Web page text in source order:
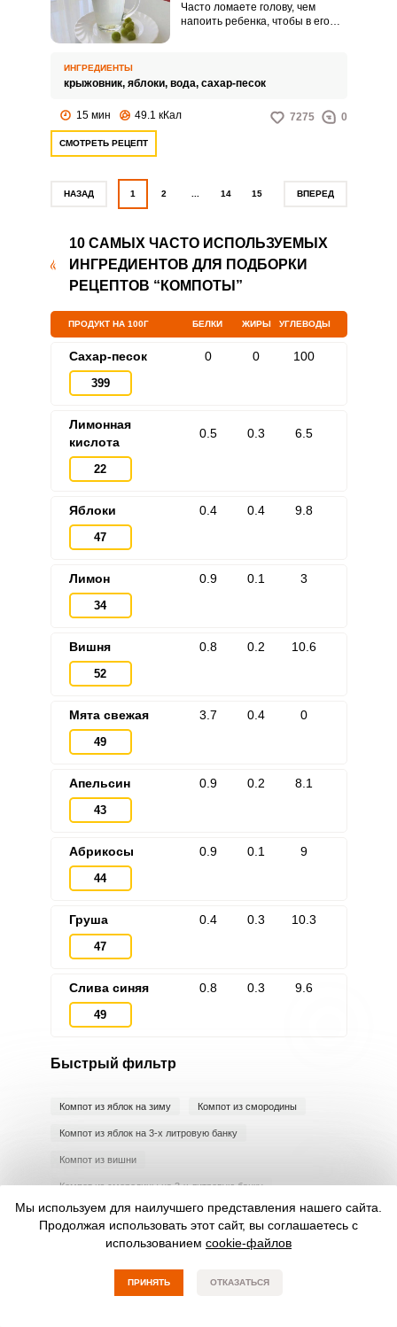
Часто ломаете голову, чем
напоить ребенка, чтобы в его
данной ситуации. Такой компот
полезен и взрослым.
ИНГРЕДИЕНТЫ
крыжовник, яблоки, вода, сахар-песок
15 мин 49.1 кКал 7275 0
СМОТРЕТЬ РЕЦЕПТ
НАЗАД 1 2 14 15 ВПЕРЕД
10 САМЫХ ЧАСТО ИСПОЛЬЗУЕМЫХ
ИНГРЕДИЕНТОВ ДЛЯ ПОДБОРКИ
РЕЦЕПТОВ “КОМПОТЫ”
ПРОДУКТ НА 100Г БЕЛКИ ЖИРЫ УГЛЕВОДЫ
Сахар-песок
399
0 0 100
Лимонная
кислота
22
0.5 0.3 6.5
Яблоки
47
0.4 0.4 9.8
Лимон
34
0.9 0.1 3
Вишня
52
0.8 0.2 10.6
Мята свежая
49
3.7 0.4 0
Апельсин
43
0.9 0.2 8.1
Абрикосы
44
0.9 0.1 9
Груша
47
0.4 0.3 10.3
Слива синяя
49
0.8 0.3 9.6
Быстрый фильтр
Компот из яблок на зиму Компот из смородины
Компот из яблок на 3-х литровую банку
Компот из вишни
Компот из смородины на 3-х литровую банку
Компот из слив Компот из абрикосов
Компот из винограда
Мы используем для наилучшего представления нашего сайта.
Продолжая использовать этот сайт, вы соглашаетесь с
использованием cookie-файлов
ПРИНЯТЬ ОТКАЗАТЬСЯ